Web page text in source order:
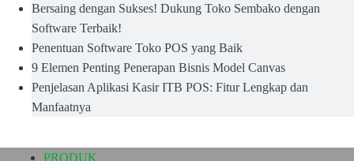
Bersaing dengan Sukses! Dukung Toko Sembako dengan
Software Terbaik!
Penentuan Software Toko POS yang Baik
9 Elemen Penting Penerapan Bisnis Model Canvas
Penjelasan Aplikasi Kasir ITB POS: Fitur Lengkap dan
Manfaatnya
PRODUK